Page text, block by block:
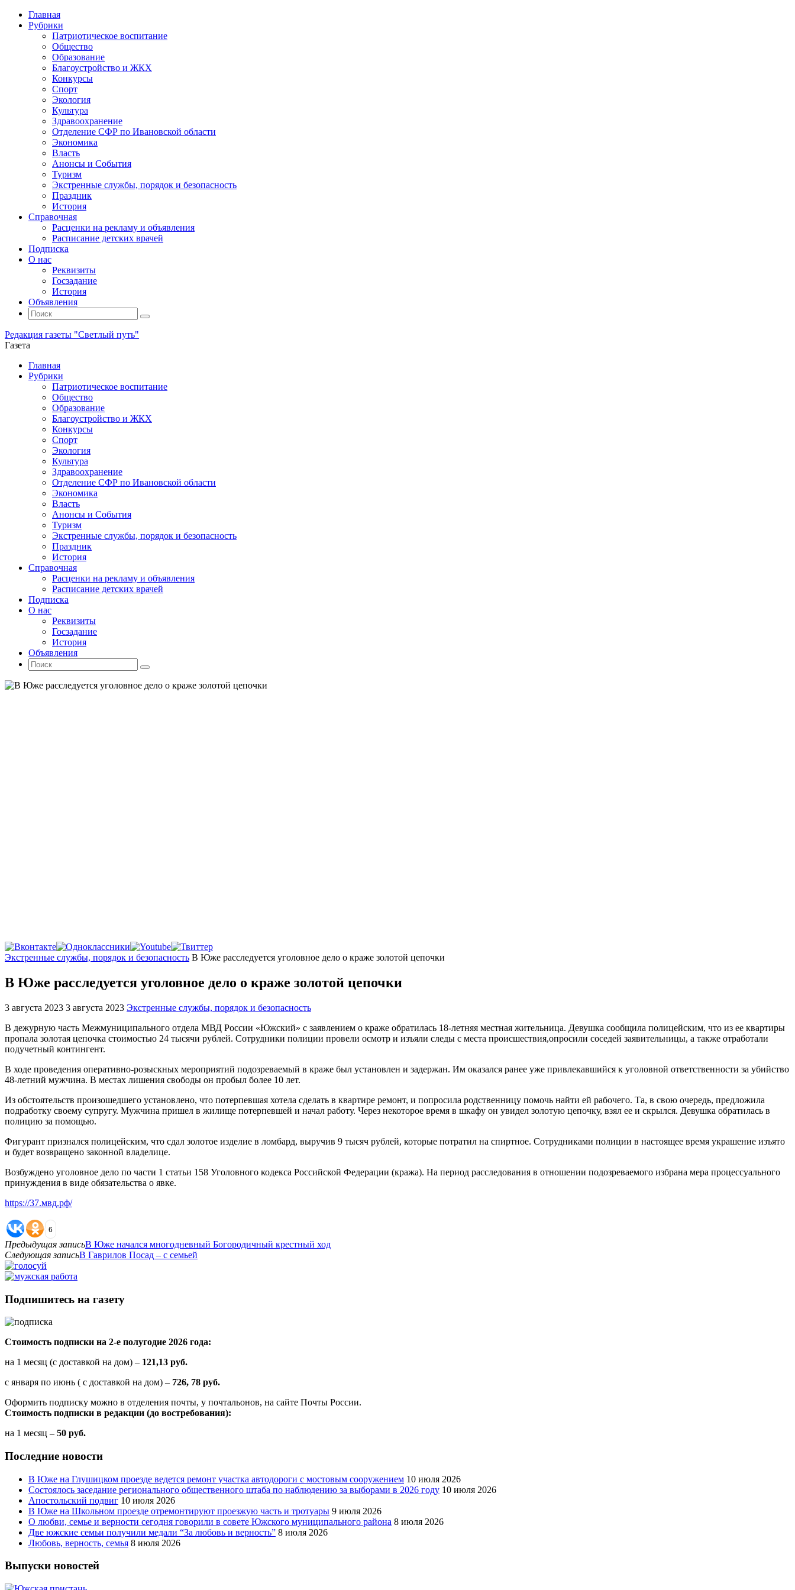
Главная
Рубрики
Патриотическое воспитание
Общество
Образование
Благоустройство и ЖКХ
Конкурсы
Спорт
Экология
Культура
Здравоохранение
Отделение СФР по Ивановской области
Экономика
Власть
Анонсы и События
Туризм
Экстренные службы, порядок и безопасность
Праздник
История
Справочная
Расценки на рекламу и объявления
Расписание детских врачей
Подписка
О нас
Реквизиты
Госзадание
История
Объявления
Поиск
Искать:
Поиск
Редакция газеты "Светлый путь"
Газета
Промотать
содержимому
Главная
Рубрики
Патриотическое воспитание
Общество
Образование
Благоустройство и ЖКХ
Конкурсы
Спорт
Экология
Культура
Здравоохранение
Отделение СФР по Ивановской области
Экономика
Власть
Анонсы и События
Туризм
Экстренные службы, порядок и безопасность
Праздник
История
Справочная
Расценки на рекламу и объявления
Расписание детских врачей
Подписка
О нас
Реквизиты
Госзадание
История
Объявления
Поиск
Искать:
Поиск
Главная
Экстренные службы, порядок и безопасность В Юже расследуется уголовное дело о краже золотой цепочки
В Юже расследуется уголовное дело о краже золотой цепочки
3 августа 2023 3 августа 2023 Экстренные службы, порядок и безопасность
В дежурную часть Межмуниципального отдела МВД России «Южский» с заявлением о краже обратилась 18-летняя местная жительница. Девушка сообщила полицейским, что из ее квартиры
пропала золотая цепочка стоимостью 24 тысячи рублей. Сотрудники полиции провели осмотр и изъяли следы с места происшествия,опросили соседей заявительницы, а также отработали
подучетный контингент.
В ходе проведения оперативно-розыскных мероприятий подозреваемый в краже был установлен и задержан. Им оказался ранее уже привлекавшийся к уголовной ответственности за убийство
48-летний мужчина. В местах лишения свободы он пробыл более 10 лет.
Из обстоятельств произошедшего установлено, что потерпевшая хотела сделать в квартире ремонт, и попросила родственницу помочь найти ей рабочего. Та, в свою очередь, предложила
подработку своему супругу. Мужчина пришел в жилище потерпевшей и начал работу. Через некоторое время в шкафу он увидел золотую цепочку, взял ее и скрылся. Девушка обратилась в
полицию за помощью.
Фигурант признался полицейским, что сдал золотое изделие в ломбард, выручив 9 тысяч рублей, которые потратил на спиртное. Сотрудниками полиции в настоящее время украшение изъято
и будет возвращено законной владелице.
Возбуждено уголовное дело по части 1 статьи 158 Уголовного кодекса Российской Федерации (кража). На период расследования в отношении подозреваемого избрана мера процессуального
принуждения в виде обязательства о явке.
https://37.мвд.рф/
6
Предыдущая записьВ Юже начался многодневный Богородичный крестный ход
Следующая записьВ Гаврилов Посад – с семьей
Подпишитесь на газету
Стоимость подписки на 2-е полугодие 2026 года:
на 1 месяц (с доставкой на дом) – 121,13 руб.
с января по июнь ( с доставкой на дом) – 726, 78 руб.
Оформить подписку можно в отделения почты, у почтальонов, на сайте Почты России.
Стоимость подписки в редакции (до востребования):
на 1 месяц – 50 руб.
Последние новости
В Юже на Глушицком проезде ведется ремонт участка автодороги с мостовым сооружением 10 июля 2026
Состоялось заседание регионального общественного штаба по наблюдению за выборами в 2026 году 10 июля 2026
Апостольский подвиг 10 июля 2026
В Юже на Школьном проезде отремонтируют проезжую часть и тротуары 9 июля 2026
О любви, семье и верности сегодня говорили в совете Южского муниципального района 8 июля 2026
Две южские семьи получили медали “За любовь и верность” 8 июля 2026
Любовь, верность, семья 8 июля 2026
Выпуски новостей